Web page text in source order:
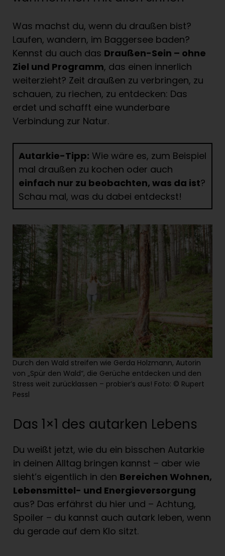
Was machst du, wenn du draußen bist?
Laufen, wandern, im Baggersee baden?
Kennst du auch das Draußen-Sein – ohne
Ziel und Programm, das einen innerlich
weiterzieht? Zeit draußen zu verbringen, zu
schauen, zu riechen, zu entdecken: Das
erdet und schafft eine wunderbare
Verbindung zur Natur.
Autarkie-Tipp: Wie wäre es, zum Beispiel
mal draußen zu kochen oder auch
einfach nur zu beobachten, was da ist?
Schau mal, was du dabei entdeckst!
Durch den Wald streifen wie Gerda Holzmann, Autorin
von „Spür den Wald“, die Gerüche entdecken und den
Stress weit zurücklassen – probier’s aus! Foto: © Rupert
Pessl
Das 1×1 des autarken Lebens
Du weißt jetzt, wie du ein bisschen Autarkie
in deinen Alltag bringen kannst – aber wie
sieht’s eigentlich in den Bereichen Wohnen,
Lebensmittel- und Energieversorgung
aus? Das erfährst du hier und – Achtung,
Spoiler – du kannst auch autark leben, wenn
du gerade auf dem Klo sitzt.